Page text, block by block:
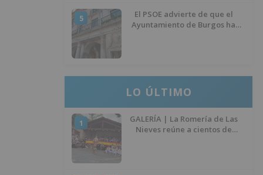
5
El PSOE advierte de que el
Ayuntamiento de Burgos ha
LO ÚLTIMO
1
GALERÍA | La Romería de Las
Nieves reúne a cientos de